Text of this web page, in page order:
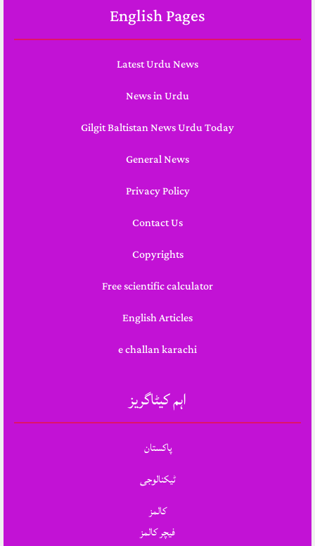
English Pages
Latest Urdu News
News in Urdu
Gilgit Baltistan News Urdu Today
General News
Privacy Policy
Contact Us
Copyrights
Free scientific calculator
English Articles
e challan karachi
اہم کیٹاگریز
پاکستان
ٹیکنالوجی
کالمز
فیچر کالمز